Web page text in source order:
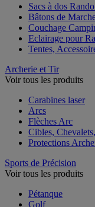
Sacs à dos
Bâtons de
Couchage
Eclairage pour
Tentes,
Archerie et Tir
Voir tous les produits
Carabines laser
Arcs
Flèches Arc
Cibles,
Protections
Sports de Précision
Voir tous les produits
Pétanque
Golf